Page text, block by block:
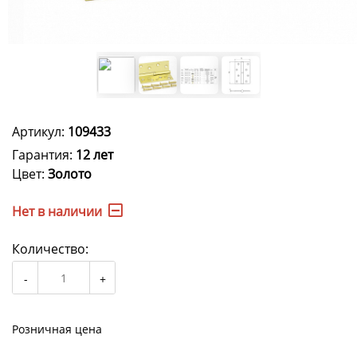
Артикул: 109433
Гарантия: 12 лет
Цвет: Золото
Нет в наличии
Количество:
Розничная цена